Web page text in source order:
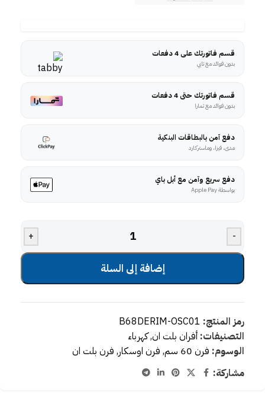
قسم فاتورتك على 4 دفعات
بدون فوائد مع تابي
قسم فاتورتك حتى 4 دفعات
بدون فوائد مع تمارا
دفع آمن بالبطاقات البنكية
مدى، فيزا، وماستركارد
دفع سريع وآمن مع أبل باي
بواسطة Apple Pay
-
+
إضافة إلى السلة
رمز المنتج: B68DERIM-OSC01
التصنيفات: أفران بلت ان,كهرباء
الوسوم: فرن 60 سم , فرن اوسكار, فرن بلت ان
مشاركة: